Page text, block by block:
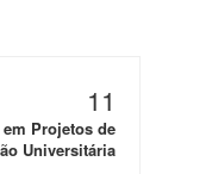
11
Projetos de
Universitária